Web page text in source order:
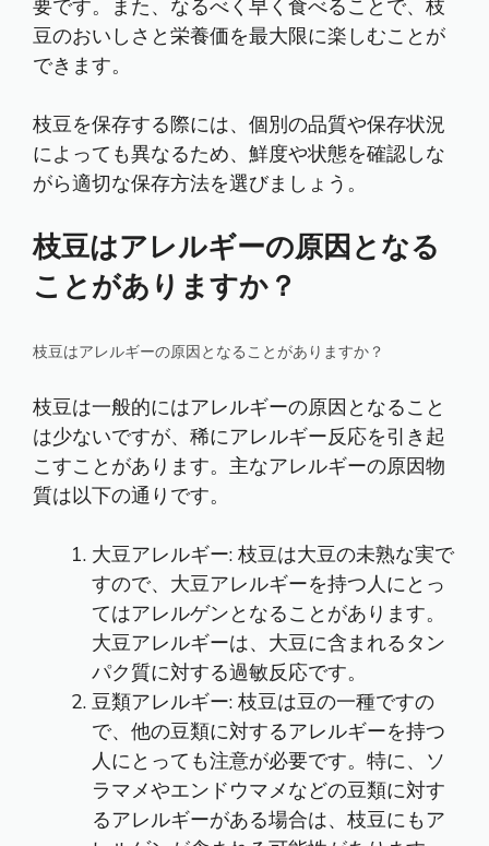
要です。また、なるべく早く食べることで、枝
豆のおいしさと栄養価を最大限に楽しむことが
できます。
枝豆を保存する際には、個別の品質や保存状況
によっても異なるため、鮮度や状態を確認しな
がら適切な保存方法を選びましょう。
枝豆はアレルギーの原因となる
ことがありますか？
枝豆はアレルギーの原因となることがありますか？
枝豆は一般的にはアレルギーの原因となること
は少ないですが、稀にアレルギー反応を引き起
こすことがあります。主なアレルギーの原因物
質は以下の通りです。
大豆アレルギー: 枝豆は大豆の未熟な実で
すので、大豆アレルギーを持つ人にとっ
てはアレルゲンとなることがあります。
大豆アレルギーは、大豆に含まれるタン
パク質に対する過敏反応です。
豆類アレルギー: 枝豆は豆の一種ですの
で、他の豆類に対するアレルギーを持つ
人にとっても注意が必要です。特に、ソ
ラマメやエンドウマメなどの豆類に対す
るアレルギーがある場合は、枝豆にもア